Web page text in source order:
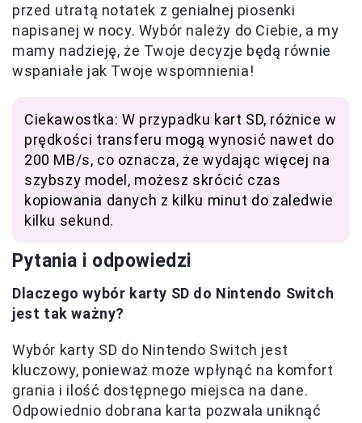
przed utratą notatek z genialnej piosenki
napisanej w nocy. Wybór należy do Ciebie, a my
mamy nadzieję, że Twoje decyzje będą równie
wspaniałe jak Twoje wspomnienia!
Ciekawostka: W przypadku kart SD, różnice w
prędkości transferu mogą wynosić nawet do
200 MB/s, co oznacza, że wydając więcej na
szybszy model, możesz skrócić czas
kopiowania danych z kilku minut do zaledwie
kilku sekund.
Pytania i odpowiedzi
Dlaczego wybór karty SD do Nintendo Switch
jest tak ważny?
Wybór karty SD do Nintendo Switch jest
kluczowy, ponieważ może wpłynąć na komfort
grania i ilość dostępnego miejsca na dane.
Odpowiednio dobrana karta pozwala uniknąć